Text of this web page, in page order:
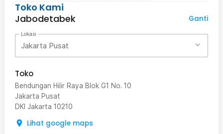
Toko Kami
Jabodetabek
Ganti
Lokasi
Jakarta Pusat
Toko
Bendungan Hilir Raya Blok G1 No. 10
Jakarta Pusat
DKI Jakarta 10210
Lihat google maps